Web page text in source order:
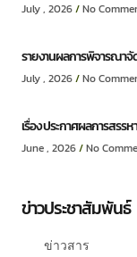
July , 2026 No
รายงานผลการพิจารณา
July , 2026 No
เรื่อง ประกาศผลการสรร
June , 2026 No
ข่าวประชาสัมพันธ์
ข่าวสาร